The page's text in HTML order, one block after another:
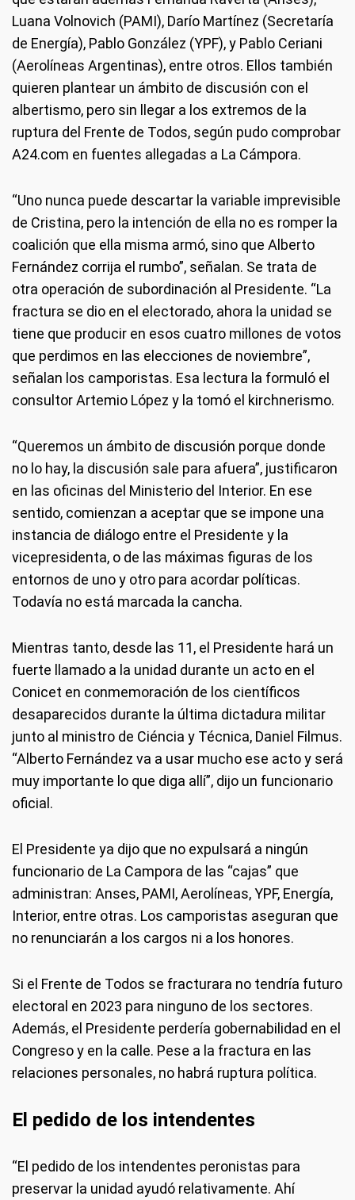
Luana Volnovich (PAMI), Darío Martínez (Secretaría
de Energía), Pablo González (YPF), y Pablo Ceriani
(Aerolíneas Argentinas), entre otros. Ellos también
quieren plantear un ámbito de discusión con el
albertismo, pero sin llegar a los extremos de la
ruptura del Frente de Todos, según pudo comprobar
A24.com en fuentes allegadas a La Cámpora.
“Uno nunca puede descartar la variable imprevisible
de Cristina, pero la intención de ella no es romper la
coalición que ella misma armó, sino que Alberto
Fernández corrija el rumbo”, señalan. Se trata de
otra operación de subordinación al Presidente. “La
fractura se dio en el electorado, ahora la unidad se
tiene que producir en esos cuatro millones de votos
que perdimos en las elecciones de noviembre”,
señalan los camporistas. Esa lectura la formuló el
consultor Artemio López y la tomó el kirchnerismo.
“Queremos un ámbito de discusión porque donde
no lo hay, la discusión sale para afuera”, justificaron
en las oficinas del Ministerio del Interior. En ese
sentido, comienzan a aceptar que se impone una
instancia de diálogo entre el Presidente y la
vicepresidenta, o de las máximas figuras de los
entornos de uno y otro para acordar políticas.
Todavía no está marcada la cancha.
Mientras tanto, desde las 11, el Presidente hará un
fuerte llamado a la unidad durante un acto en el
Conicet en conmemoración de los científicos
desaparecidos durante la última dictadura militar
junto al ministro de Ciéncia y Técnica, Daniel Filmus.
“Alberto Fernández va a usar mucho ese acto y será
muy importante lo que diga allí”, dijo un funcionario
oficial.
El Presidente ya dijo que no expulsará a ningún
funcionario de La Campora de las “cajas” que
administran: Anses, PAMI, Aerolíneas, YPF, Energía,
Interior, entre otras. Los camporistas aseguran que
no renunciarán a los cargos ni a los honores.
Si el Frente de Todos se fracturara no tendría futuro
electoral en 2023 para ninguno de los sectores.
Además, el Presidente perdería gobernabilidad en el
Congreso y en la calle. Pese a la fractura en las
relaciones personales, no habrá ruptura política.
El pedido de los intendentes
“El pedido de los intendentes peronistas para
preservar la unidad ayudó relativamente. Ahí